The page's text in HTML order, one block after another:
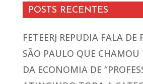
POSTS RECENTES
FETEERJ REPUDIA FALA DE
SÃO PAULO QUE CHAMOU
DA ECONOMIA DE